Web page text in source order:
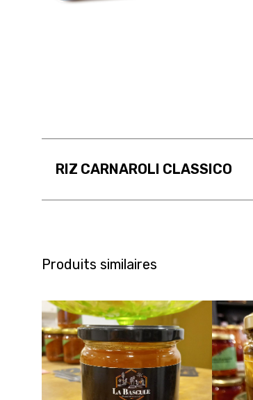
RIZ CARNAROLI CLASSICO
Produits similaires